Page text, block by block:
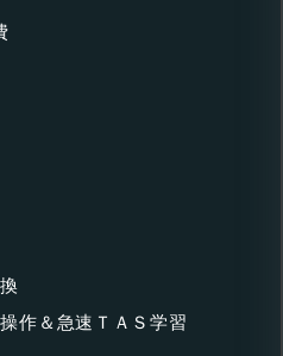
作＆急速ＴＡＳ学習